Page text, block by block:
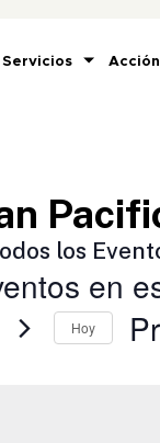
Servicios
los
en
Hoy